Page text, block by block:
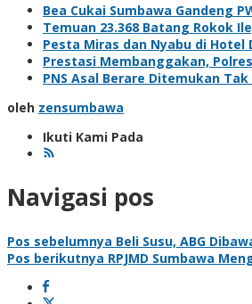
Bea Cukai Sumbawa Gandeng
Temuan 23.368 Batang Rokok
Pesta Miras dan Nyabu di
Prestasi Membanggakan,
PNS Asal Berare Ditemukan
oleh zensumbawa
Ikuti Kami Pada
Navigasi pos
Pos sebelumnya Beli Susu, ABG
Pos berikutnya RPJMD Sumbawa